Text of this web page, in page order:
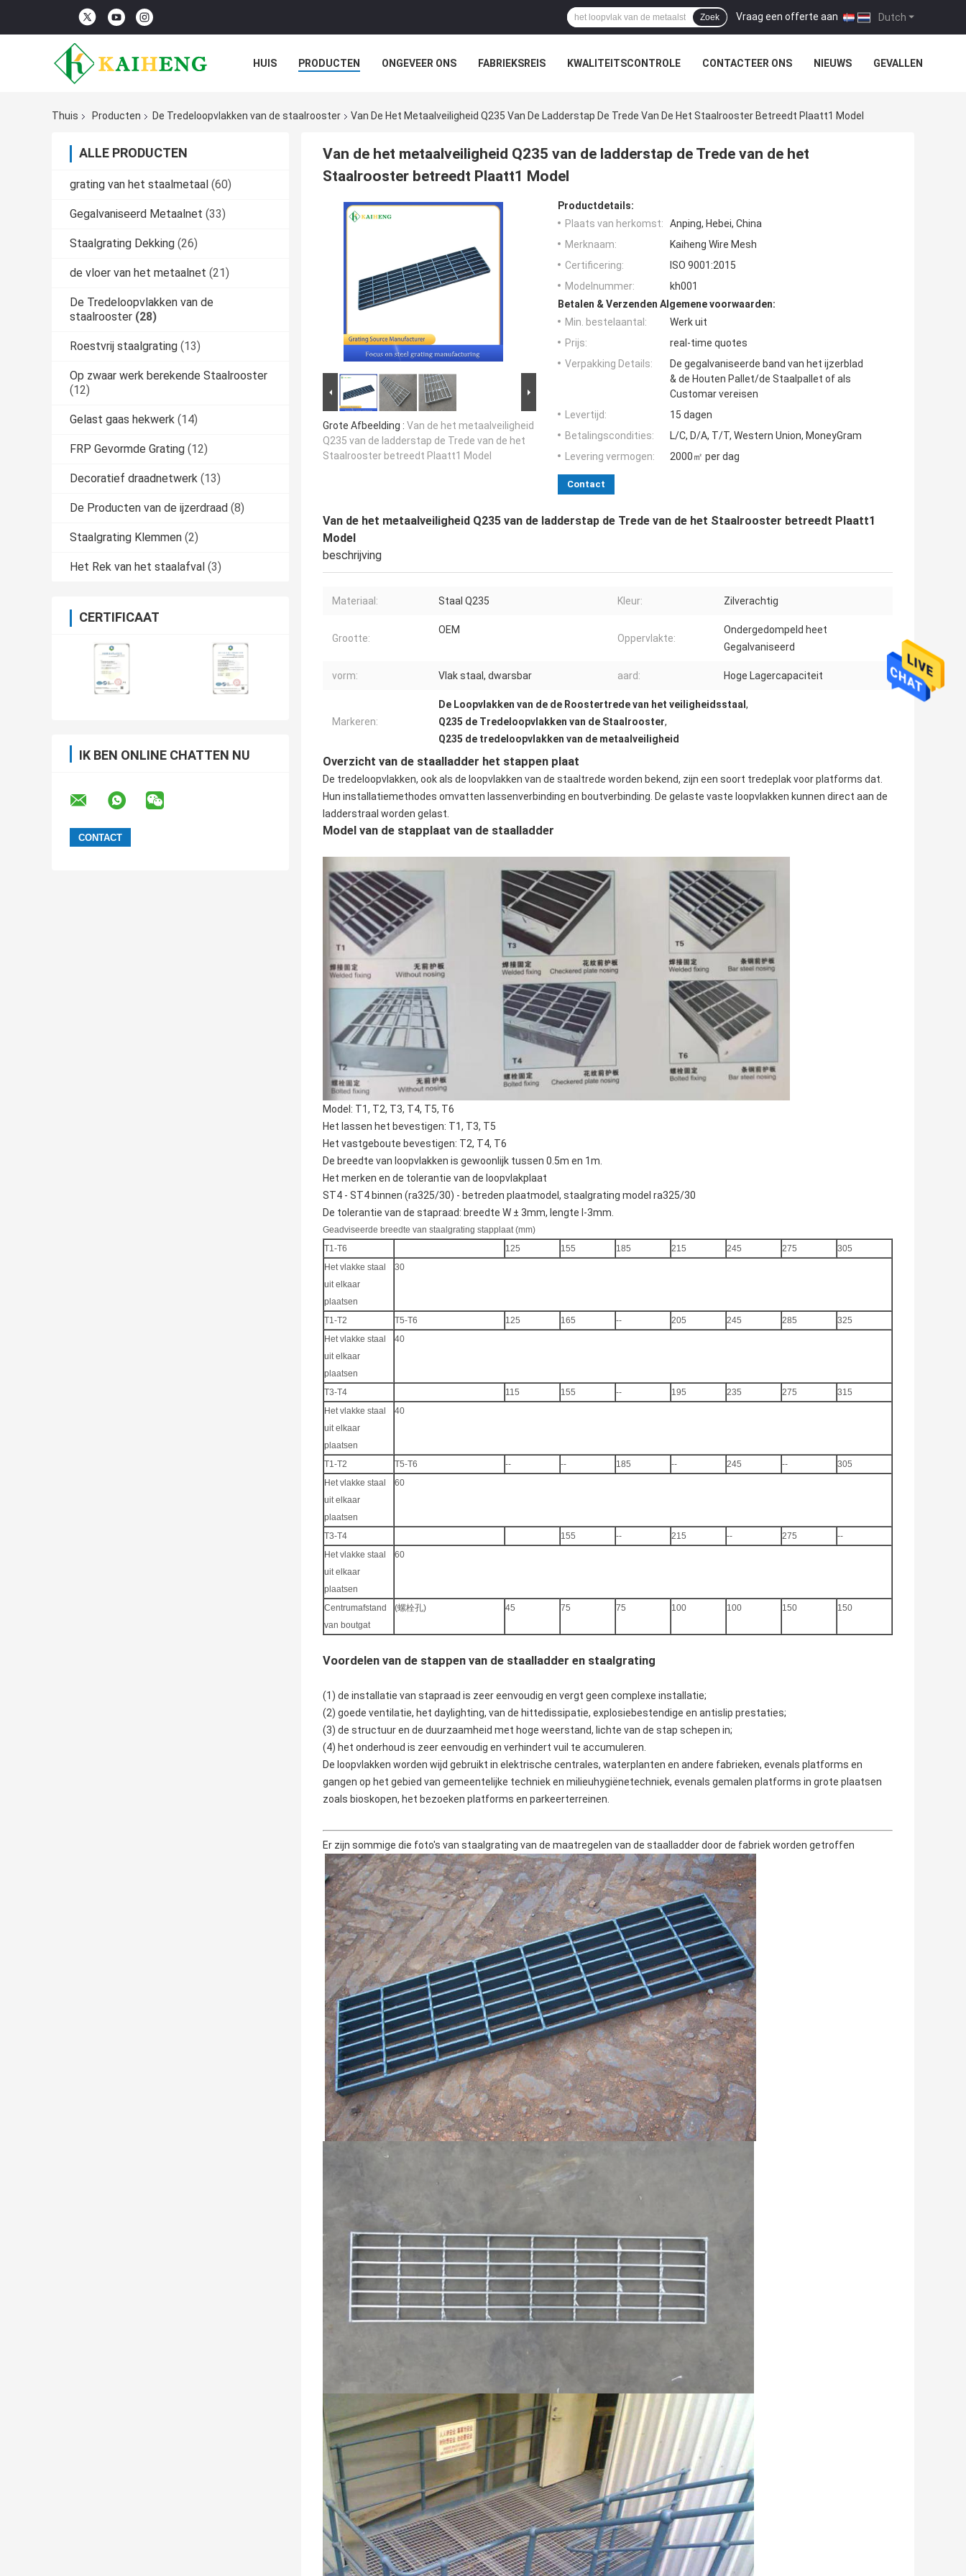
Dutch
Vraag een offerte aan |
Zoek
HUIS PRODUCTEN ONGEVEER ONS FABRIEKSREIS KWALITEITSCONTROLE CONTACTEER ONS NIEUWS GEVALLEN
Thuis Producten De Tredeloopvlakken van de staalrooster Van De Het Metaalveiligheid Q235 Van De Ladderstap De Trede Van De Het Staalrooster Betreedt Plaatt1 Model
ALLE PRODUCTEN
grating van het staalmetaal (60)
Gegalvaniseerd Metaalnet (33)
Staalgrating Dekking (26)
de vloer van het metaalnet (21)
De Tredeloopvlakken van de
staalrooster (28)
Roestvrij staalgrating (13)
Op zwaar werk berekende Staalrooster
(12)
Gelast gaas hekwerk (14)
FRP Gevormde Grating (12)
Decoratief draadnetwerk (13)
De Producten van de ijzerdraad (8)
Staalgrating Klemmen (2)
Het Rek van het staalafval (3)
CERTIFICAAT
IK BEN ONLINE CHATTEN NU
Van de het metaalveiligheid Q235 van de ladderstap de Trede van de het
Staalrooster betreedt Plaatt1 Model
Grote Afbeelding : Van de het metaalveiligheid
Q235 van de ladderstap de Trede van de het
Staalrooster betreedt Plaatt1 Model
Productdetails:
Plaats van herkomst:
Anping, Hebei, China
Merknaam:
Kaiheng Wire Mesh
Certificering:
ISO 9001:2015
Modelnummer:
kh001
Betalen & Verzenden Algemene voorwaarden:
Min. bestelaantal:
Werk uit
Prijs:
real-time quotes
Verpakking Details:
De gegalvaniseerde band van het ijzerblad
& de Houten Pallet/de Staalpallet of als
Customar vereisen
Levertijd:
15 dagen
Betalingscondities:
L/C, D/A, T/T, Western Union, MoneyGram
Levering vermogen:
2000㎡ per dag
Contact
Van de het metaalveiligheid Q235 van de ladderstap de Trede van de het Staalrooster betreedt Plaatt1
Model
beschrijving
Materiaal: Staal Q235 Kleur: Zilverachtig
Grootte:
OEM
Oppervlakte:
Ondergedompeld heet
Gegalvaniseerd
vorm: Vlak staal, dwarsbar aard: Hoge Lagercapaciteit
Markeren:
De Loopvlakken van de de Roostertrede van het veiligheidsstaal ,
Q235 de Tredeloopvlakken van de Staalrooster,
Q235 de tredeloopvlakken van de metaalveiligheid
Overzicht van de staalladder het stappen plaat
De tredeloopvlakken, ook als de loopvlakken van de staaltrede worden bekend, zijn een soort tredeplak voor platforms dat.
Hun installatiemethodes omvatten lassenverbinding en boutverbinding. De gelaste vaste loopvlakken kunnen direct aan de
ladderstraal worden gelast.
Model van de stapplaat van de staalladder
Model: T1, T2, T3, T4, T5, T6
Het lassen het bevestigen: T1, T3, T5
Het vastgeboute bevestigen: T2, T4, T6
De breedte van loopvlakken is gewoonlijk tussen 0.5m en 1m.
Het merken en de tolerantie van de loopvlakplaat
ST4 - ST4 binnen (ra325/30) - betreden plaatmodel, staalgrating model ra325/30
De tolerantie van de stapraad: breedte W ± 3mm, lengte l-3mm.
Geadviseerde breedte van staalgrating stapplaat (mm)
T1-T6
125 155 185 215 245 275
305
Het vlakke staal
uit elkaar
plaatsen
30
T1-T2 T5-T6 125 165 -- 205 245 285
325
Het vlakke staal
uit elkaar
plaatsen
40
T3-T4 115 155 -- 195 235 275
315
Het vlakke staal
uit elkaar
plaatsen
40
T1-T2 T5-T6 -- -- 185 -- 245 --
305
Het vlakke staal
uit elkaar
plaatsen
60
T3-T4 155 -- 215 -- 275
--
Het vlakke staal
uit elkaar
plaatsen
60
Centrumafstand
van boutgat
(螺栓孔) 45 75 75 100 100 150 150
Voordelen van de stappen van de staalladder en staalgrating
(1) de installatie van stapraad is zeer eenvoudig en vergt geen complexe installatie;
(2) goede ventilatie, het daylighting, van de hittedissipatie, explosiebestendige en antislip prestaties;
(3) de structuur en de duurzaamheid met hoge weerstand, lichte van de stap schepen in;
(4) het onderhoud is zeer eenvoudig en verhindert vuil te accumuleren.
De loopvlakken worden wijd gebruikt in elektrische centrales, waterplanten en andere fabrieken, evenals platforms en
gangen op het gebied van gemeentelijke techniek en milieuhygiënetechniek, evenals gemalen platforms in grote plaatsen
zoals bioskopen, het bezoeken platforms en parkeerterreinen.
Er zijn sommige die foto's van staalgrating van de maatregelen van de staalladder door de fabriek worden getroffen